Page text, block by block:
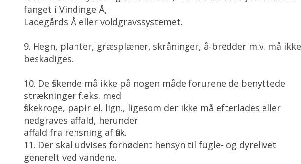
fanget i Vindinge Å,
Ladegårds Å eller voldgravssystemet.
9. Hegn, planter, græsplæner, skråninger, å-bredder m.v. må ikke
beskadiges.
10. De fiskende må ikke på nogen måde forurene de benyttede
strækninger f.eks. med
fiskekroge, papir el. lign., ligesom der ikke må efterlades eller
nedgraves affald, herunder
affald fra rensning af fisk.
11. Der skal udvises fornødent hensyn til fugle- og dyrelivet
generelt ved vandene.